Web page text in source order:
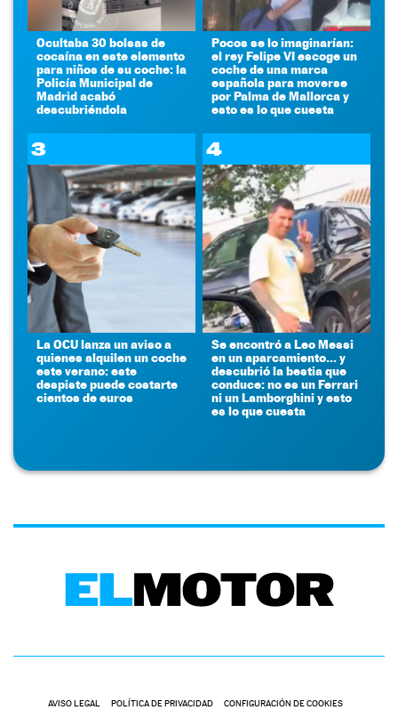
Ocultaba 30 bolsas de
cocaína en este elemento
para niños de su coche: la
Policía Municipal de
Madrid acabó
descubriéndola
Pocos se lo imaginarían:
el rey Felipe VI escoge un
coche de una marca
española para moverse
por Palma de Mallorca y
esto es lo que cuesta
3
La OCU lanza un aviso a
quienes alquilen un coche
este verano: este
despiste puede costarte
cientos de euros
4
Se encontró a Leo Messi
en un aparcamiento... y
descubrió la bestia que
conduce: no es un Ferrari
ni un Lamborghini y esto
es lo que cuesta
AVISO LEGAL POLÍTICA DE PRIVACIDAD CONFIGURACIÓN DE COOKIES